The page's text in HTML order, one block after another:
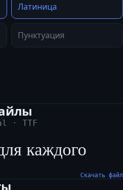
Латиница
Пунктуация
· TTF
каждого
Скачать файл